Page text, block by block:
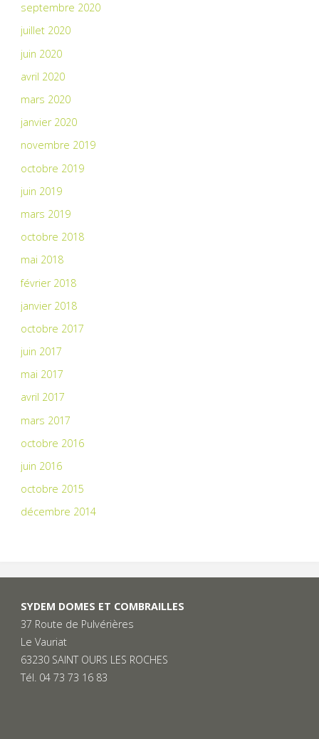
septembre 2020
juillet 2020
juin 2020
avril 2020
mars 2020
janvier 2020
novembre 2019
octobre 2019
juin 2019
mars 2019
octobre 2018
mai 2018
février 2018
janvier 2018
octobre 2017
juin 2017
mai 2017
avril 2017
mars 2017
octobre 2016
juin 2016
octobre 2015
décembre 2014
SYDEM DOMES ET COMBRAILLES
37 Route de Pulvérières
Le Vauriat
63230 SAINT OURS LES ROCHES
Tél. 04 73 73 16 83